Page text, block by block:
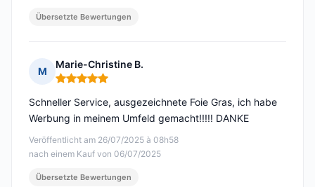
Übersetzte Bewertungen
M
Marie-Christine B.
Hinweis: 5 von 5
Veröffentlicht am 26/07/2025 à 08h58
nach einem Kauf von 06/07/2025
Schneller Service, ausgezeichnete Foie Gras, ich habe
Werbung in meinem Umfeld gemacht!!!!! DANKE
Übersetzte Bewertungen